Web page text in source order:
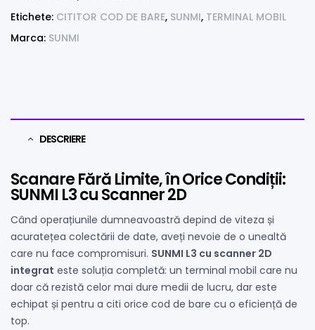
Etichete: CITITOR COD DE BARE, SUNMI, TERMINAL MOBIL
Marca: SUNMI
DESCRIERE
Scanare Fără Limite, în Orice Condiții:
SUNMI L3 cu Scanner 2D
Când operațiunile dumneavoastră depind de viteza și
acuratețea colectării de date, aveți nevoie de o unealtă
care nu face compromisuri. SUNMI L3 cu scanner 2D
integrat este soluția completă: un terminal mobil care nu
doar că rezistă celor mai dure medii de lucru, dar este
echipat și pentru a citi orice cod de bare cu o eficiență de
top.